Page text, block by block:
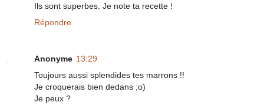
Ils sont superbes. Je note ta recette !
Répondre
Anonyme 13:29
Toujours aussi splendides tes marrons !!
Je croquerais bien dedans ;o)
Je peux ?